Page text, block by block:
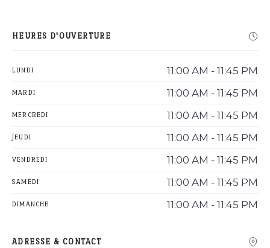
HEURES D'OUVERTURE
LUNDI 11:00 AM - 11:45 PM
MARDI 11:00 AM - 11:45 PM
MERCREDI 11:00 AM - 11:45 PM
JEUDI 11:00 AM - 11:45 PM
VENDREDI 11:00 AM - 11:45 PM
SAMEDI 11:00 AM - 11:45 PM
DIMANCHE 11:00 AM - 11:45 PM
ADRESSE & CONTACT